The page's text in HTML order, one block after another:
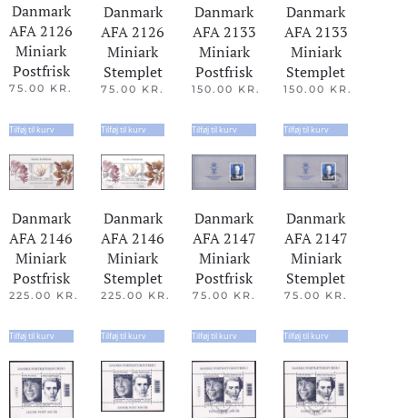
Danmark
AFA 2126
Miniark
Postfrisk
75.00 KR.
Tilføj til kurv
Danmark
AFA 2126
Miniark
Stemplet
75.00 KR.
Tilføj til kurv
Danmark
AFA 2133
Miniark
Postfrisk
150.00 KR.
Tilføj til kurv
Danmark
AFA 2133
Miniark
Stemplet
150.00 KR.
Tilføj til kurv
Danmark
AFA 2146
Miniark
Postfrisk
225.00 KR.
Tilføj til kurv
Danmark
AFA 2146
Miniark
Stemplet
225.00 KR.
Tilføj til kurv
Danmark
AFA 2147
Miniark
Postfrisk
75.00 KR.
Tilføj til kurv
Danmark
AFA 2147
Miniark
Stemplet
75.00 KR.
Tilføj til kurv